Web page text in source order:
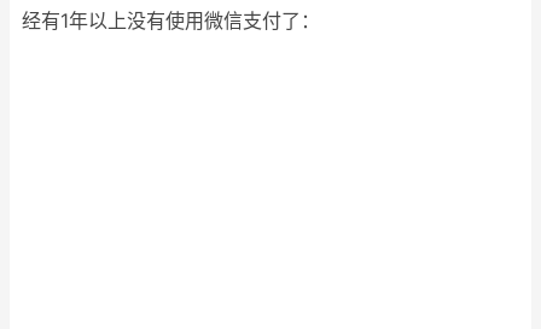
经有1年以上没有使用微信支付了：